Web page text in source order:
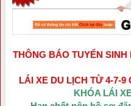
THÔNG BÁO TUYỂN
LÁI XE DU LỊCH TỪ 4-7-9
KHÓA LÁI